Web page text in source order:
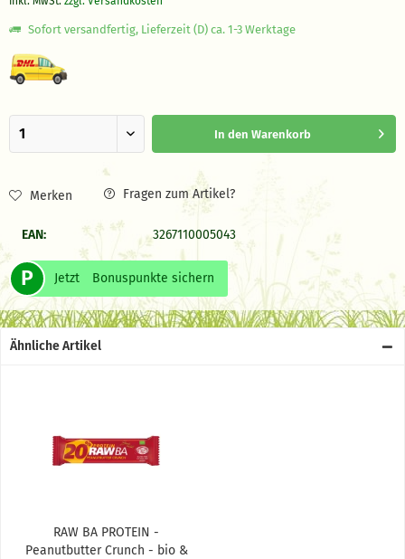
Sofort versandfertig, Lieferzeit (D) ca. 1-3 Werktage
In den Warenkorb
Merken Fragen zum Artikel?
EAN: 3267110005043
P Jetzt Bonuspunkte sichern
Ähnliche Artikel
RAW BA PROTEIN -
Peanutbutter Crunch - bio &